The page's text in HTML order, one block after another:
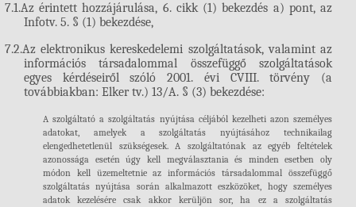
7.1.Az érintett hozzájárulása, 6. cikk (1) bekezdés a) pont, az
Infotv. 5. § (1) bekezdése,
7.2.Az elektronikus kereskedelemi szolgáltatások, valamint az
információs társadalommal összefüggő szolgáltatások
egyes kérdéseiről szóló 2001. évi CVIII. törvény (a
továbbiakban: Elker tv.) 13/A. § (3) bekezdése:
A szolgáltató a szolgáltatás nyújtása céljából kezelheti azon személyes
adatokat, amelyek a szolgáltatás nyújtásához technikailag
elengedhetetlenül szükségesek. A szolgáltatónak az egyéb feltételek
azonossága esetén úgy kell megválasztania és minden esetben oly
módon kell üzemeltetnie az információs társadalommal összefüggő
szolgáltatás nyújtása során alkalmazott eszközöket, hogy személyes
adatok kezelésére csak akkor kerüljön sor, ha ez a szolgáltatás